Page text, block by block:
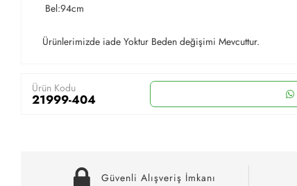
Bel:94cm
Ürünlerimizde iade Yoktur Beden değişimi Mevcuttur.
Ürün Kodu
21999-404
Güvenli Alışveriş İmkanı